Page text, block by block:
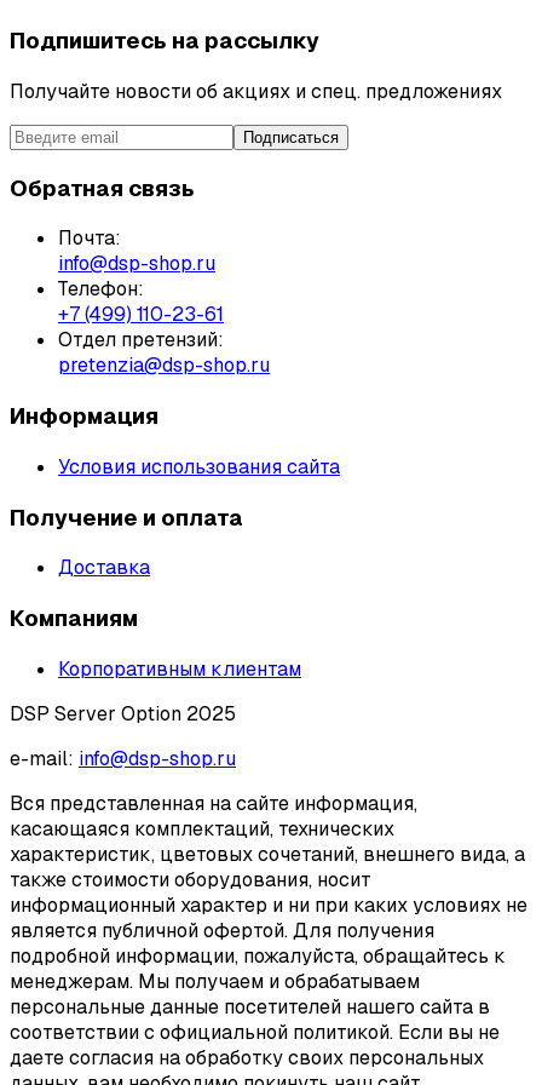
Подпишитесь на рассылку
Получайте новости об акциях и спец. предложениях
Подписаться
Обратная связь
Почта:
info@dsp-shop.ru
Телефон:
+7 (499) 110-23-61
Отдел претензий:
pretenzia@dsp-shop.ru
Информация
Условия использования сайта
Получение и оплата
Доставка
Компаниям
Корпоративным клиентам
DSP Server Option 2025
e-mail: info@dsp-shop.ru
Вся представленная на сайте информация,
касающаяся комплектаций, технических
характеристик, цветовых сочетаний, внешнего вида, а
также стоимости оборудования, носит
информационный характер и ни при каких условиях не
является публичной офертой. Для получения
подробной информации, пожалуйста, обращайтесь к
менеджерам. Мы получаем и обрабатываем
персональные данные посетителей нашего сайта в
соответствии с официальной политикой. Если вы не
даете согласия на обработку своих персональных